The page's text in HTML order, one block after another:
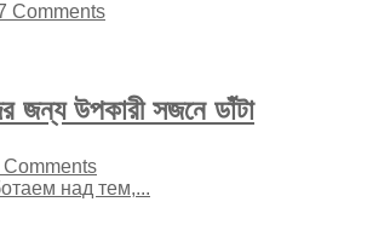
Comments
জন্য উপকারী সজনে ডাঁটা
Comments
над тем,...